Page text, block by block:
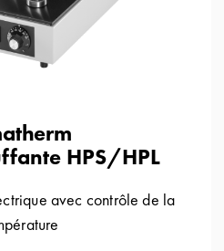
HPS/HPL
avec contrôle de la